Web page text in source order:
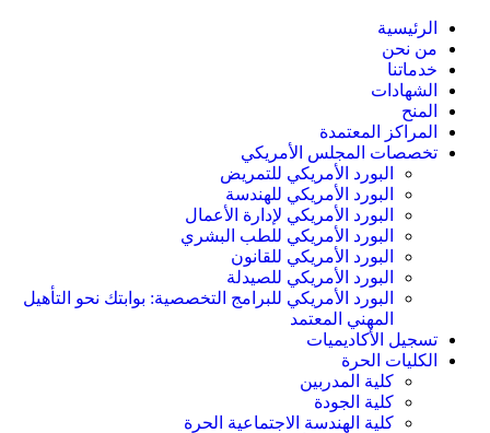
الرئيسية
من نحن
خدماتنا
الشهادات
المنح
المراكز المعتمدة
تخصصات المجلس الأمريكي
البورد الأمريكي للتمريض
البورد الأمريكي للهندسة
البورد الأمريكي لإدارة الأعمال
البورد الأمريكي للطب البشري
البورد الأمريكي للقانون
البورد الأمريكي للصيدلة
البورد الأمريكي للبرامج التخصصية: بوابتك نحو التأهيل
المهني المعتمد
تسجيل الأكاديميات
الكليات الحرة
كلية المدربين
كلية الجودة
كلية الهندسة الاجتماعية الحرة